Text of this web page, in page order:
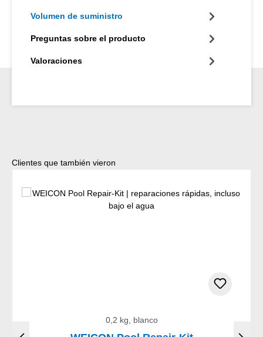
Volumen de suministro
Preguntas sobre el producto
Valoraciones
Omitir la galería de productos
Clientes que también vieron
0,2 kg, blanco